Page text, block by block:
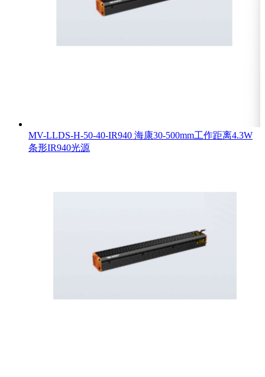
MV-LLDS-H-50-40-IR940 海康30-500mm工作距离4.3W
条形IR940光源